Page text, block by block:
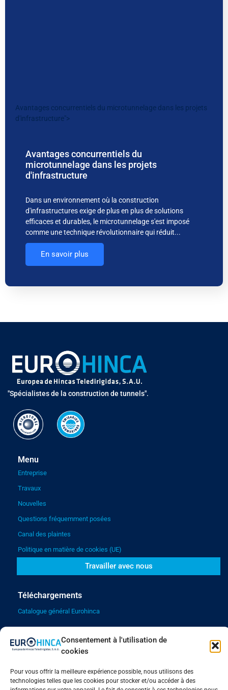
Consentement à l'utilisation de
cookies
Pour vous offrir la meilleure expérience possible, nous utilisons des
technologies telles que les cookies pour stocker et/ou accéder à des
Avantages concurrentiels du microtunnelage dans les projets
d'infrastructure">
Avantages concurrentiels du
microtunnelage dans les projets
d'infrastructure
Dans un environnement où la construction
d'infrastructures exige de plus en plus de solutions
efficaces et durables, le microtunnelage s'est imposé
comme une technique révolutionnaire qui réduit...
En savoir plus
"Spécialistes de la construction de tunnels".
Menu
Entreprise
Travaux
Nouvelles
Questions fréquemment posées
Canal des plaintes
Politique en matière de cookies (UE)
Travailler avec nous
Téléchargements
Catalogue général Eurohinca
Portail des employés
Mon compte
Contact